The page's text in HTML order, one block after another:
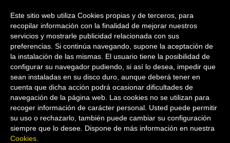
Este sitio web utiliza Cookies propias y de terceros, para
recopilar información con la finalidad de mejorar nuestros
servicios y mostrarle publicidad relacionada con sus
preferencias. Si continúa navegando, supone la aceptación de
la instalación de las mismas. El usuario tiene la posibilidad de
configurar su navegador pudiendo, si así lo desea, impedir que
sean instaladas en su disco duro, aunque deberá tener en
cuenta que dicha acción podrá ocasionar dificultades de
navegación de la página web. Las cookies no se utilizan para
recoger información de carácter personal. Usted puede permitir
su uso o rechazarlo, también puede cambiar su configuración
siempre que lo desee. Dispone de más información en nuestra
Cookies
My Account
Español
Shop